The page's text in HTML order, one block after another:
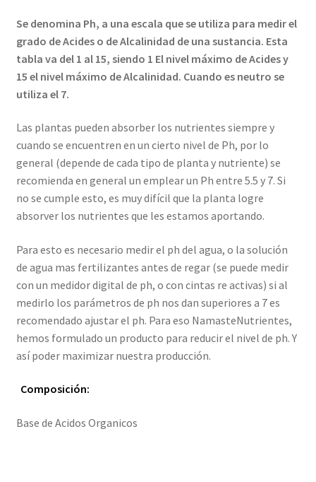
Se denomina Ph, a una escala que se utiliza para medir el
grado de Acides o de Alcalinidad de una sustancia. Esta
tabla va del 1 al 15, siendo 1 El nivel máximo de Acides y
15 el nivel máximo de Alcalinidad. Cuando es neutro se
utiliza el 7.
Las plantas pueden absorber los nutrientes siempre y
cuando se encuentren en un cierto nivel de Ph, por lo
general (depende de cada tipo de planta y nutriente) se
recomienda en general un emplear un Ph entre 5.5 y 7. Si
no se cumple esto, es muy difícil que la planta logre
absorver los nutrientes que les estamos aportando.
Para esto es necesario medir el ph del agua, o la solución
de agua mas fertilizantes antes de regar (se puede medir
con un medidor digital de ph, o con cintas re activas) si al
medirlo los parámetros de ph nos dan superiores a 7 es
recomendado ajustar el ph. Para eso NamasteNutrientes,
hemos formulado un producto para reducir el nivel de ph. Y
así poder maximizar nuestra producción.
Composición:
Base de Acidos Organicos